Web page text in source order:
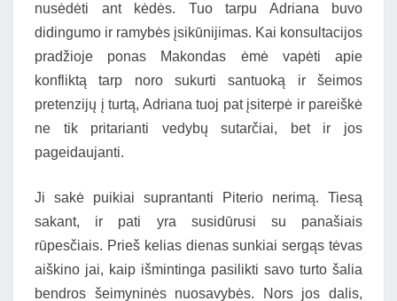
nusėdėti ant kėdės. Tuo tarpu Adriana buvo
didingumo ir ramybės įsikūnijimas. Kai konsultacijos
pradžioje ponas Makondas ėmė vapėti apie
konfliktą tarp noro sukurti santuoką ir šeimos
pretenzijų į turtą, Adriana tuoj pat įsiterpė ir pareiškė
ne tik pritarianti vedybų sutarčiai, bet ir jos
pageidaujanti.
Ji sakė puikiai suprantanti Piterio nerimą. Tiesą
sakant, ir pati yra susidūrusi su panašiais
rūpesčiais. Prieš kelias dienas sunkiai sergąs tėvas
aiškino jai, kaip išmintinga pasilikti savo turto šalia
bendros šeimyninės nuosavybės. Nors jos dalis,